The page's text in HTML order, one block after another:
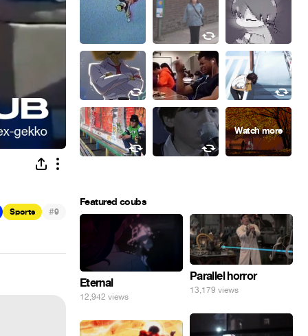
Sports #9
Featured coubs
Eternal
12,942 views
Parallel horror
13,179 views